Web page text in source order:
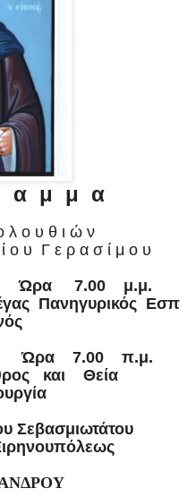
α μ μ α
λ ο υ θ ι ώ ν
ο υ Γ ε ρ α σ ί μ ο υ
Ώρα 7.00
μ.μ.
Πανηγυρικός Εσπ
Ώρα 7.00
π.μ.
και
Θεία
Σεβασμιωτάτου